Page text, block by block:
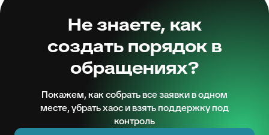
Не знаете, как
создать порядок в
обращениях?
Покажем, как собрать все заявки в одном
месте, убрать хаос и взять поддержку под
контроль